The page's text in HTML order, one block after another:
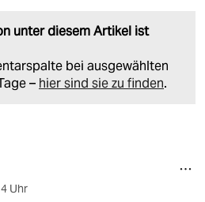
unter diesem Artikel ist
bei ausgewählten
– hier sind sie zu finden.
Uhr